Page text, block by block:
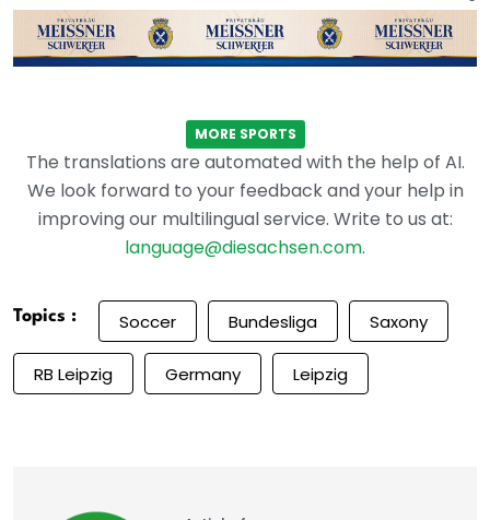
MORE SPORTS
The translations are automated with the help of AI.
We look forward to your feedback and your help in
improving our multilingual service. Write to us at:
language@diesachsen.com.
Topics : Soccer Bundesliga Saxony
RB Leipzig Germany Leipzig